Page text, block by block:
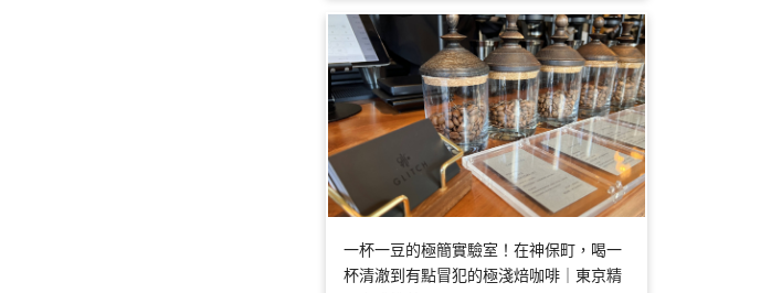
一杯一豆的極簡實驗室！在神保町，喝一
杯清澈到有點冒犯的極淺焙咖啡｜東京精